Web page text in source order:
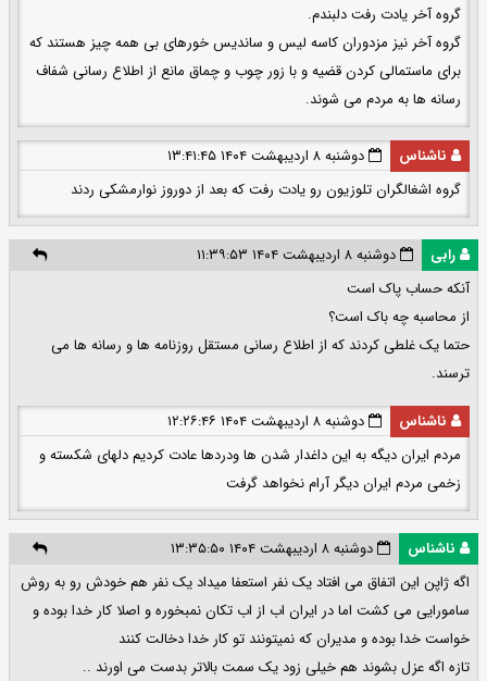
گروه آخر یادت رفت دلبندم.
گروه آخر نیز مزدوران کاسه لیس و سانديس خورهای بی همه چیز هستند که
برای ماستمالی کردن قضیه و با زور چوب و چماق مانع از اطلاع رسانی شفاف
رسانه ها به مردم می شوند.
ناشناس
دوشنبه ۸ اردیبهشت ۱۴۰۴ ۱۳:۴۱:۴۵
گروه اشغالگران تلوزیون رو یادت رفت که بعد از دوروز نوارمشکی ردند
رابی
دوشنبه ۸ اردیبهشت ۱۴۰۴ ۱۱:۳۹:۵۳
آنکه حساب پاک است
از محاسبه چه باک است؟
حتما یک غلطی کردند که از اطلاع رسانی مستقل روزنامه ها و رسانه ها می
ترسند.
ناشناس
دوشنبه ۸ اردیبهشت ۱۴۰۴ ۱۲:۲۶:۴۶
مردم ایران دیگه به این داغدار شدن ها ودردها عادت کردیم دلهای شکسته و
زخمی مردم ایران دیگر آرام نخواهد گرفت
ناشناس
دوشنبه ۸ اردیبهشت ۱۴۰۴ ۱۳:۳۵:۵۰
اگه ژاپن این اتفاق می افتاد یک نفر استعفا میداد یک نفر هم خودش رو به روش
سامورایی می کشت اما در ایران اب از اب تکان نمبخوره و اصلا کار خدا بوده و
خواست خدا بوده و مدیران که نمیتونند تو کار خدا دخالت کنند
تازه اگه عزل بشوند هم خیلی زود یک سمت بالاتر بدست می اورند ..